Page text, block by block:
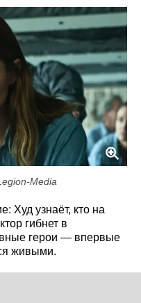
Media
Худ узнаёт, кто на
гибнет в
герои — впервые
живыми.